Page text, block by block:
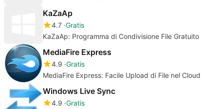
KaZaAp
4.7 Gratis
KaZaAp: Programma di Condivisione File Gratuito
MediaFire Express
4.9 Gratis
MediaFire Express: Facile Upload di File nel Cloud
Windows Live Sync
4.9 Gratis